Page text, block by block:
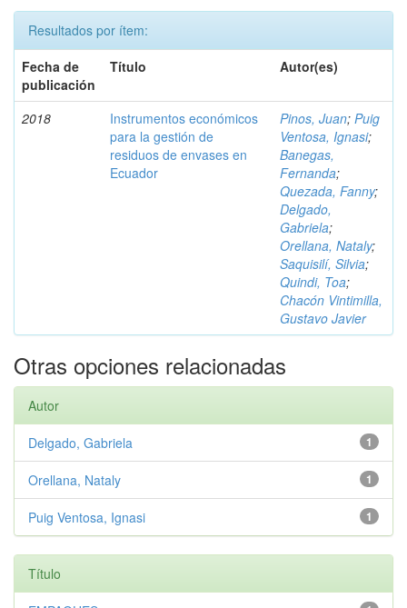
Resultados por ítem:
Fecha de
publicación
Título Autor(es)
2018
Instrumentos económicos
para la gestión de
residuos de envases en
Ecuador
Pinos, Juan; Puig
Ventosa, Ignasi;
Banegas,
Fernanda;
Quezada, Fanny;
Delgado,
Gabriela;
Orellana, Nataly;
Saquisilí, Silvia;
Quindi, Toa;
Chacón Vintimilla,
Gustavo Javier
Otras opciones relacionadas
Autor
1
Delgado, Gabriela
1
Orellana, Nataly
1
Puig Ventosa, Ignasi
Título